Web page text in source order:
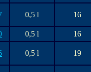
0,5 l 16
0,5 l 16
0,5 l 19